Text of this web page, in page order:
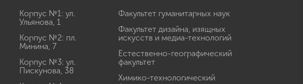
Корпус №1: ул.
Ульянова, 1
Корпус №2: пл.
Минина, 7
Корпус №3: ул.
Пискунова, 38
Факультет гуманитарных наук
Факультет дизайна, изящных
искусств и медиа-технологий
Естественно-географический
факультет
Химико-технологический